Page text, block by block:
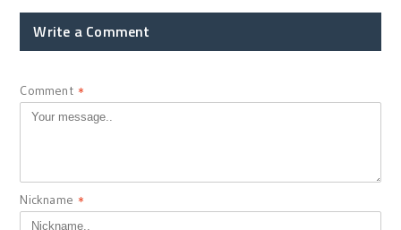
Write a Comment
Comment *
Nickname *